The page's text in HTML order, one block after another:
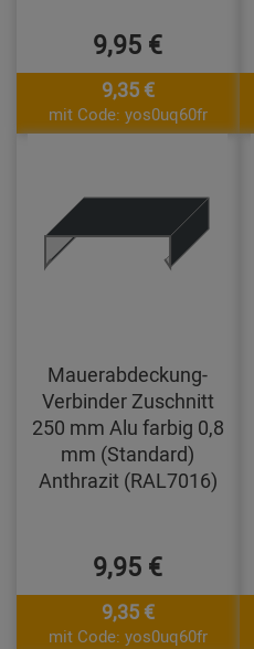
9,95 €
9,35 €
mit Code: yos0uq60fr
Mauerabdeckung-
Verbinder Zuschnitt
250 mm Alu farbig 0,8
mm (Standard)
Anthrazit (RAL7016)
9,95 €
9,35 €
mit Code: yos0uq60fr